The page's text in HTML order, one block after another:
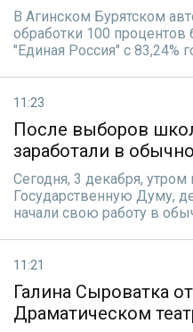
В Агинском Бурятском
обработки 100
"Единая Россия" с 83,24%
11:23
После выборов
заработали в
Сегодня, 3 декабря,
Государственную Думу,
начали свою работу в
11:21
Галина Сыроватка
Драматическом